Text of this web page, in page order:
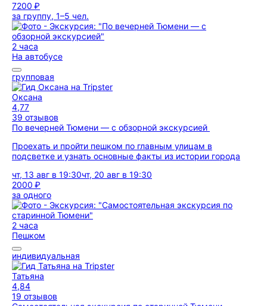
7200 ₽
за группу, 1–5 чел.
2 часа
На автобусе
групповая
Оксана
4,77
39 отзывов
По вечерней Тюмени — с обзорной экскурсией
Проехать и пройти пешком по главным улицам в
подсветке и узнать основные факты из истории города
чт, 13 авг в 19:30чт, 20 авг в 19:30
2000 ₽
за одного
2 часа
Пешком
индивидуальная
Татьяна
4,84
19 отзывов